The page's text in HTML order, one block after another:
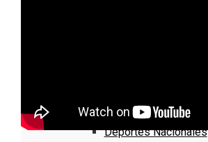
Deportes Locales
Deportes Nacionales